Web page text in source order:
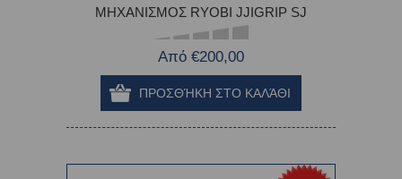
ΜΗΧΑΝΙΣΜΟΣ RYOBI JJIGRIP SJ
Από €200,00